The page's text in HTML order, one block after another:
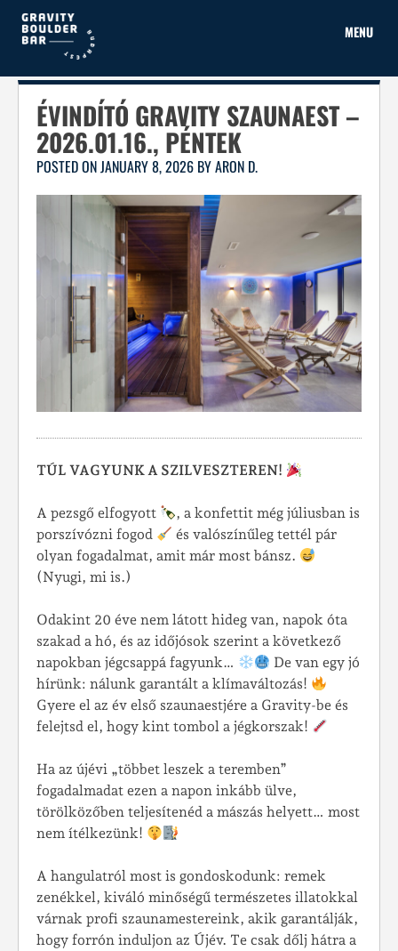
Skip
MENU
ÉVINDÍTÓ GRAVITY SZAUNAEST –
2026.01.16., PÉNTEK
POSTED ONJANUARY 8, 2026 BYARON D.
TÚL VAGYUNK A SZILVESZTEREN!
A pezsgő elfogyott
, a konfettit még júliusban is
porszívózni fogod
és valószínűleg tettél pár
olyan fogadalmat, amit már most bánsz.
(Nyugi, mi is.)
Odakint 20 éve nem látott hideg van, napok óta
szakad a hó, és az időjósok szerint a következő
napokban jégcsappá fagyunk…
De van egy jó
hírünk: nálunk garantált a klímaváltozás!
Gyere el az év első szaunaestjére a Gravity-be és
felejtsd el, hogy kint tombol a jégkorszak!
Ha az újévi „többet leszek a teremben”
fogadalmadat ezen a napon inkább ülve,
törölközőben teljesítenéd a mászás helyett… most
nem ítélkezünk!
A hangulatról most is gondoskodunk: remek
zenékkel, kiváló minőségű természetes illatokkal
várnak profi szaunamestereink, akik garantálják,
hogy forrón induljon az Újév. Te csak dőlj hátra a